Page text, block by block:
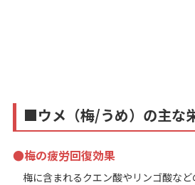
■ウメ（梅/うめ）の主な
●梅の疲労回復効果
梅に含まれるクエン酸やリンゴ酸な